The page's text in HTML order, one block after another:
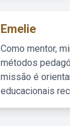
Emelie
Como mentor,
métodos
missão é
educacionais